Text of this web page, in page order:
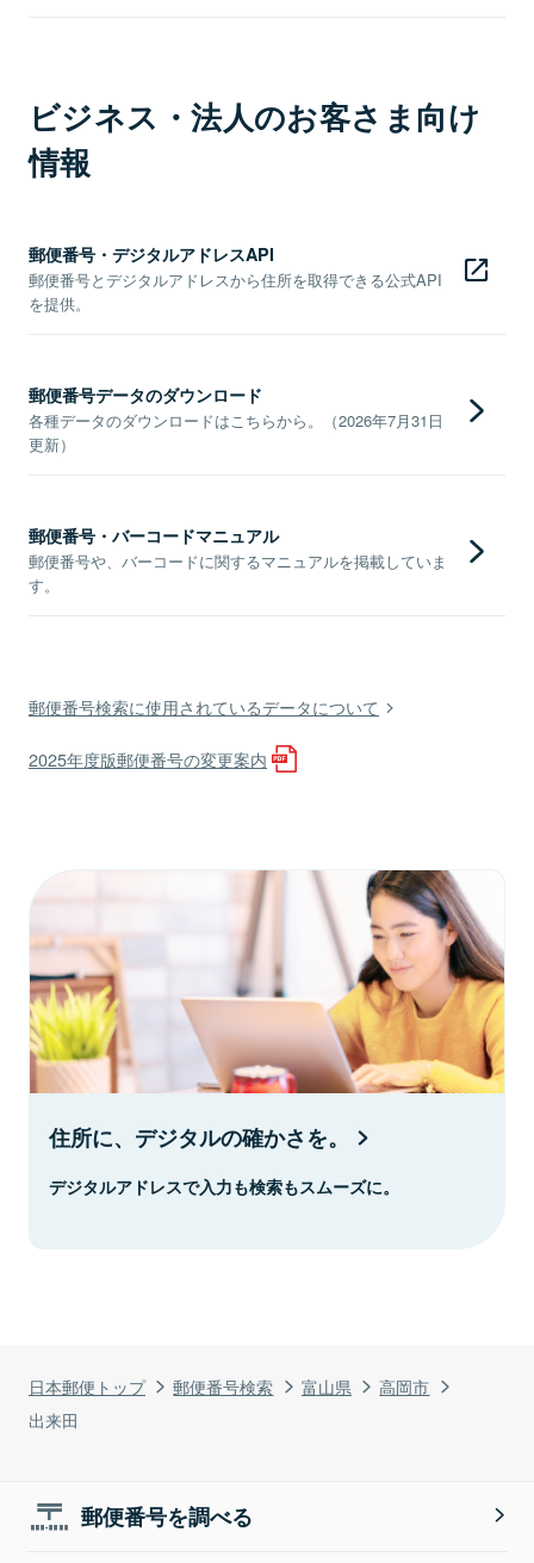
日本郵便トップ 郵便番号検索 富山県
高岡市
出来田
ビジネス・法人のお客さま向け
情報
郵便番号・デジタルアドレスAPI
郵便番号とデジタルアドレスから住所を取得できる公式API
を提供。
郵便番号データのダウンロード
各種データのダウンロードはこちらから。（2026年7月31日
更新）
郵便番号・バーコードマニュアル
郵便番号や、バーコードに関するマニュアルを掲載していま
す。
郵便番号検索に使用されているデータについて
2025年度版郵便番号の変更案内
住所に、デジタルの確かさを。
デジタルアドレスで入力も検索もスムーズに。
郵便番号を調べる